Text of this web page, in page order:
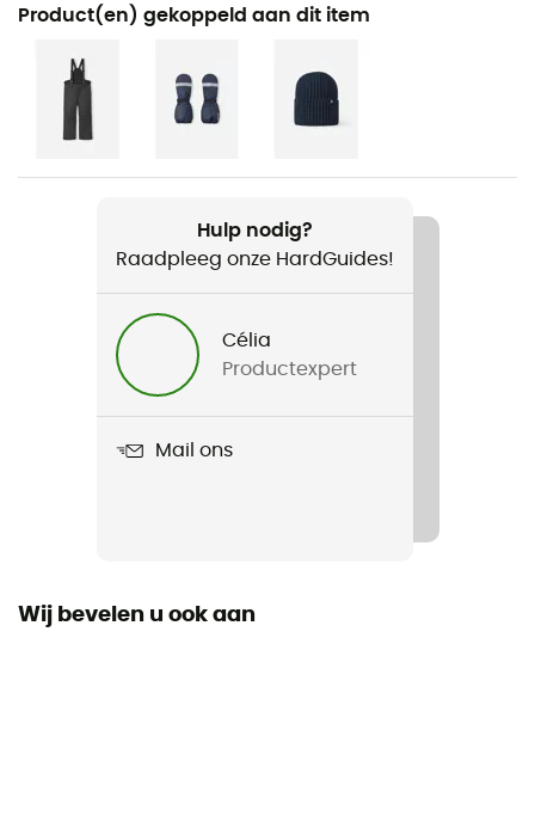
Skiën / Wintersport / Multi-activiteit
Kinderen
Product
Uitneembare binnenzool
Label
Product(en) gekoppeld aan dit item
Hulp nodig?
Raadpleeg onze HardGuides!
Célia
Productexpert
Mail ons
Wij bevelen u ook aan